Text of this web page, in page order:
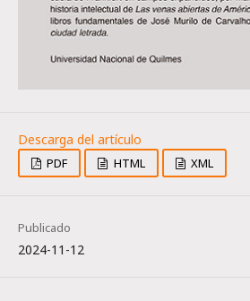
PDF HTML XML
Publicado
2024-11-12